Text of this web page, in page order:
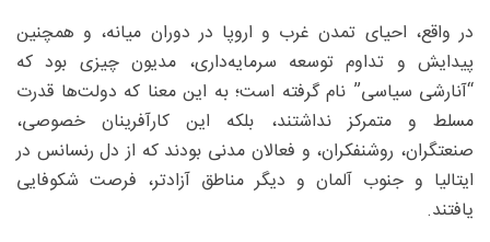
در واقع، احیای تمدن غرب و اروپا در دوران میانه، و همچنین
پیدایش و تداوم توسعه سرمایه‌داری، مدیون چیزی بود که
“آنارشی سیاسی” نام گرفته است؛ به این معنا که دولت‌ها قدرت
مسلط و متمرکز نداشتند، بلکه این کارآفرینان خصوصی،
صنعتگران، روشنفکران، و فعالان مدنی بودند که از دل رنسانس در
ایتالیا و جنوب آلمان و دیگر مناطق آزادتر، فرصت شکوفایی
یافتند.